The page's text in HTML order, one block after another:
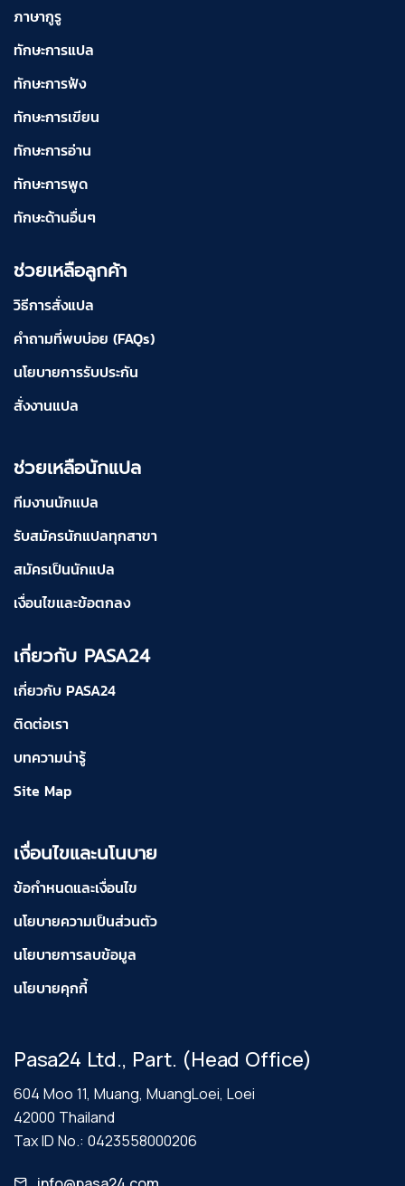
ภาษากูรู
ทักษะการแปล
ทักษะการฟัง
ทักษะการเขียน
ทักษะการอ่าน
ทักษะการพูด
ทักษะด้านอื่นๆ
ช่วยเหลือลูกค้า
วิธีการสั่งแปล
คำถามที่พบบ่อย (FAQs)
นโยบายการรับประกัน
สั่งงานแปล
ช่วยเหลือนักแปล
ทีมงานนักแปล
รับสมัครนักแปลทุกสาขา
สมัครเป็นนักแปล
เงื่อนไขและข้อตกลง
เกี่ยวกับ PASA24
เกี่ยวกับ PASA24
ติดต่อเรา
บทความน่ารู้
Site Map
เงื่อนไขและนโนบาย
ข้อกำหนดและเงื่อนไข
นโยบายความเป็นส่วนตัว
นโยบายการลบข้อมูล
นโยบายคุกกี้
Pasa24 Ltd., Part. (Head Office)
604 Moo 11, Muang, MuangLoei, Loei
42000 Thailand
Tax ID No.: 0423558000206